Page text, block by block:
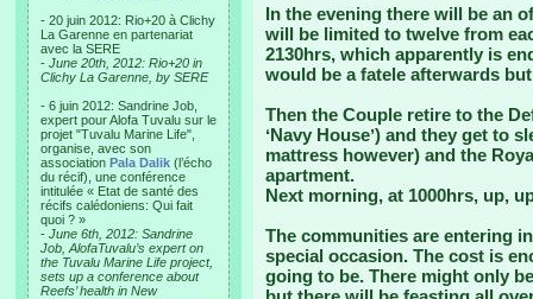
- 20 juin 2012: Rio+20 à Clichy
La Garenne en partenariat
avec la SERE
- June 20th, 2012: Rio+20 in
Clichy La Garenne, by SERE
- 6 juin 2012: Sandrine Job,
expert pour Alofa Tuvalu sur le
projet "Tuvalu Marine Life",
organise, avec son
association Pala Dalik (l’écho
du récif), une conférence
intitulée « Etat de santé des
récifs calédoniens: Qui fait
quoi ? »
- June 6th, 2012: Sandrine
Job, AlofaTuvalu’s expert on
the Tuvalu Marine Life project,
sets up a conference about
Reefs’ health in New
In the evening there will be an
will be limited to twelve from
2130hrs, which apparently is
would be a fatele afterwards
Then the Couple retire to the
ʻNavy Houseʼ) and they get to
mattress however) and the
apartment.
Next morning, at 1000hrs, up,
The communities are entering
special occasion. The cost is
going to be. There might only